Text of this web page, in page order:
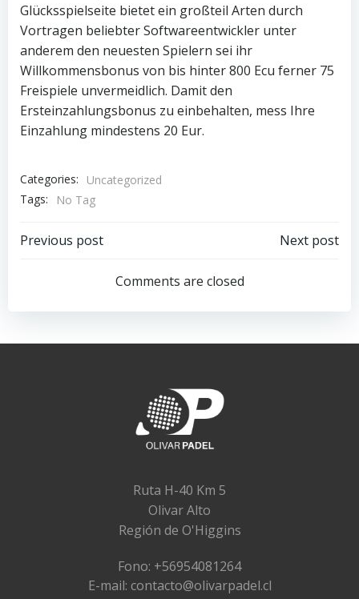
Glücksspielseite bietet ein großteil Arten durch
Vortragen beliebter Softwareentwickler unter
anderem den neuesten Spielern sei ihr
Willkommensbonus von bis hinter 800 Ecu ferner 75
Freispiele unvermeidlich. Damit den
Ersteinzahlungsbonus zu einbehalten, mess Ihre
Einzahlung mindestens 20 Eur.
Categories:
Uncategorized
Tags:
No Tag
Navegación
entradas
Previous post
Navegación
de
entradas
Next post
Comments are closed
Ruta H-40 Km 5
Olivar Alto
Región de O'Higgins
Fono: +56954081264
E-mail: contacto@olivarpadel.cl